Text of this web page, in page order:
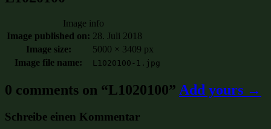
Image info
Image published on: 28. Juli 2018
Image size:
5000 × 3409 px
Image file name:
L1020100-1.jpg
0 comments on “L1020100” Add yours →
Schreibe einen Kommentar